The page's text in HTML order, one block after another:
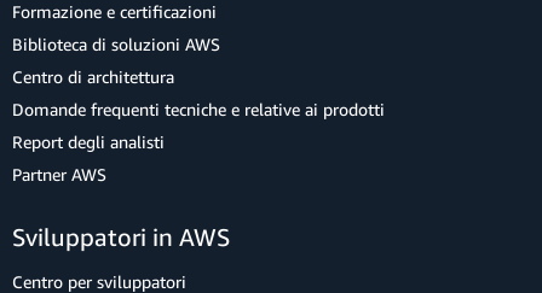
Formazione e certificazioni
Biblioteca di soluzioni AWS
Centro di architettura
Domande frequenti tecniche e relative ai prodotti
Report degli analisti
Partner AWS
Sviluppatori in AWS
Centro per sviluppatori